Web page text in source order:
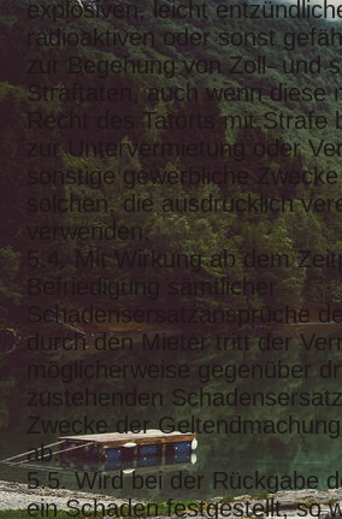
explosiven, leicht
radioaktiven oder sonst
zur Begehung von Zoll- und
Straftaten, auch wenn diese
Recht des Tatorts mit Strafe
zur Untervermietung oder
sonstige gewerbliche
solchen, die ausdrücklich
verwenden.
5.4. Mit Wirkung ab dem
Befriedigung sämtlicher
Schadensersatzansprüche
durch den Mieter tritt der
möglicherweise gegenüber
zustehenden
Zwecke der
ab.
5.5. Wird bei der Rückgabe
ein Schaden festgestellt, so